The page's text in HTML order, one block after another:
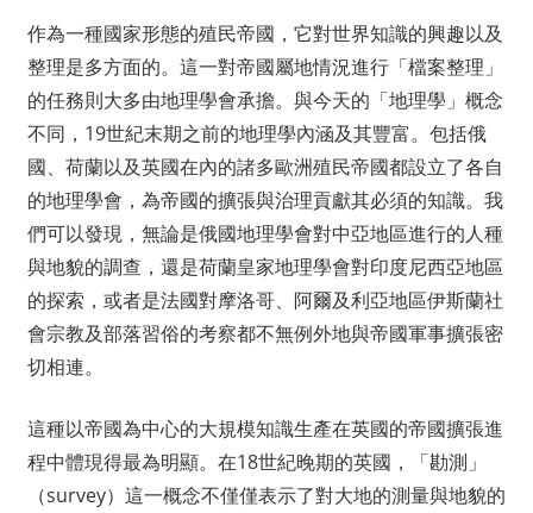
作為一種國家形態的殖民帝國，它對世界知識的興趣以及
整理是多方面的。這一對帝國屬地情況進行「檔案整理」
的任務則大多由地理學會承擔。與今天的「地理學」概念
不同，19世紀末期之前的地理學內涵及其豐富。包括俄
國、荷蘭以及英國在內的諸多歐洲殖民帝國都設立了各自
的地理學會，為帝國的擴張與治理貢獻其必須的知識。我
們可以發現，無論是俄國地理學會對中亞地區進行的人種
與地貌的調查，還是荷蘭皇家地理學會對印度尼西亞地區
的探索，或者是法國對摩洛哥、阿爾及利亞地區伊斯蘭社
會宗教及部落習俗的考察都不無例外地與帝國軍事擴張密
切相連。
這種以帝國為中心的大規模知識生產在英國的帝國擴張進
程中體現得最為明顯。在18世紀晚期的英國，「勘測」
（survey）這一概念不僅僅表示了對大地的測量與地貌的